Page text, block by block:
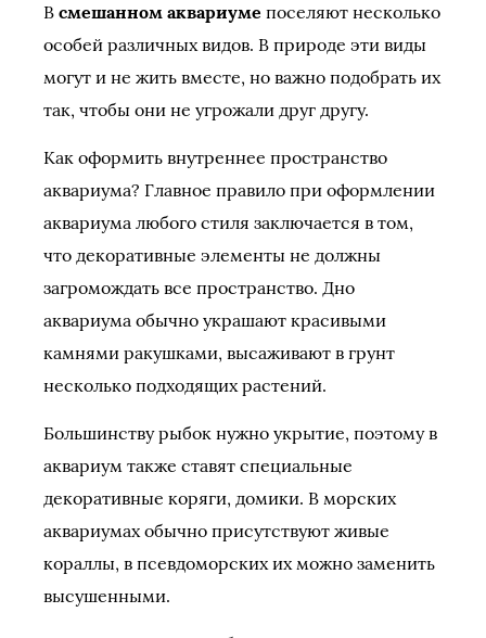
В смешанном аквариуме поселяют несколько
особей различных видов. В природе эти виды
могут и не жить вместе, но важно подобрать их
так, чтобы они не угрожали друг другу.
Как оформить внутреннее пространство
аквариума? Главное правило при оформлении
аквариума любого стиля заключается в том,
что декоративные элементы не должны
загромождать все пространство. Дно
аквариума обычно украшают красивыми
камнями ракушками, высаживают в грунт
несколько подходящих растений.
Большинству рыбок нужно укрытие, поэтому в
аквариум также ставят специальные
декоративные коряги, домики. В морских
аквариумах обычно присутствуют живые
кораллы, в псевдоморских их можно заменить
высушенными.